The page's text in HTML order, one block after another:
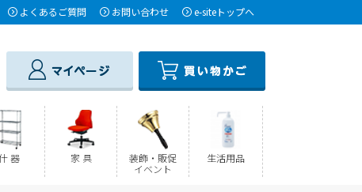
よくあるご質問 お問い合わせ e-siteトップへ
器 家 具
装飾・販促
イベント
生活用品